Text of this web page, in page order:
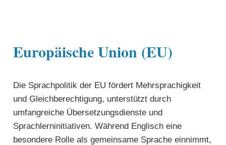
Europäische Union (EU)
Die Sprachpolitik der EU fördert Mehrsprachigkeit
und Gleichberechtigung, unterstützt durch
umfangreiche Übersetzungsdienste und
Sprachlerninitiativen. Während Englisch eine
besondere Rolle als gemeinsame Sprache einnimmt,